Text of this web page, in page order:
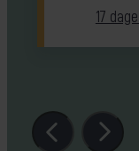
17